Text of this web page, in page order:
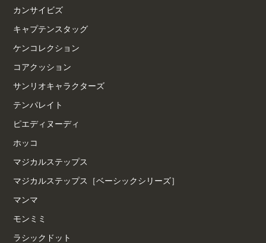
カンサイビズ
キャプテンスタッグ
ケンコレクション
コアクッション
サンリオキャラクターズ
テンパレイト
ピエディヌーディ
ホッコ
マジカルステップス
マジカルステップス［ベーシックシリーズ］
マンマ
モンミミ
ラシックドット